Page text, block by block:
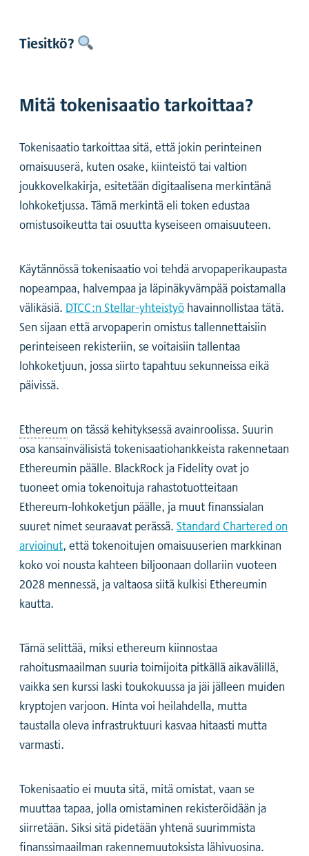
Tiesitkö?
Mitä tokenisaatio tarkoittaa?
Tokenisaatio tarkoittaa sitä, että jokin perinteinen
omaisuuserä, kuten osake, kiinteistö tai valtion
joukkovelkakirja, esitetään digitaalisena merkintänä
lohkoketjussa. Tämä merkintä eli token edustaa
omistusoikeutta tai osuutta kyseiseen omaisuuteen.
Käytännössä tokenisaatio voi tehdä arvopaperikaupasta
nopeampaa, halvempaa ja läpinäkyvämpää poistamalla
välikäsiä. DTCC:n Stellar-yhteistyöhavainnollistaa tätä.
Sen sijaan että arvopaperin omistus tallennettaisiin
perinteiseen rekisteriin, se voitaisiin tallentaa
lohkoketjuun, jossa siirto tapahtuu sekunneissa eikä
päivissä.
Ethereumon tässä kehityksessä avainroolissa. Suurin
osa kansainvälisistä tokenisaatiohankkeista rakennetaan
Ethereumin päälle. BlackRock ja Fidelity ovat jo
tuoneet omia tokenoituja rahastotuotteitaan
Ethereum-lohkoketjun päälle, ja muut finanssialan
suuret nimet seuraavat perässä.Standard Chartered on
arvioinut, että tokenoitujen omaisuuserien markkinan
koko voi nousta kahteen biljoonaan dollariin vuoteen
2028 mennessä, ja valtaosa siitä kulkisi Ethereumin
kautta.
Tämä selittää, miksi ethereum kiinnostaa
rahoitusmaailman suuria toimijoita pitkällä aikavälillä,
vaikka sen kurssi laski toukokuussa ja jäi jälleen muiden
kryptojen varjoon. Hinta voi heilahdella, mutta
taustalla oleva infrastruktuuri kasvaa hitaasti mutta
varmasti.
Tokenisaatio ei muuta sitä, mitä omistat, vaan se
muuttaa tapaa, jolla omistaminen rekisteröidään ja
siirretään. Siksi sitä pidetään yhtenä suurimmista
finanssimaailman rakennemuutoksista lähivuosina.